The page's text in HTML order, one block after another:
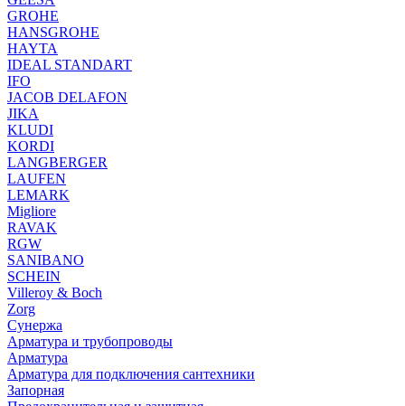
GROHE
HANSGROHE
HAYTA
IDEAL STANDART
IFO
JACOB DELAFON
JIKA
KLUDI
KORDI
LANGBERGER
LAUFEN
LEMARK
Migliore
RAVAK
RGW
SANIBANO
SCHEIN
Villeroy & Boch
Zorg
Сунержа
Арматура и трубопроводы
Арматура
Арматура для подключения сантехники
Запорная